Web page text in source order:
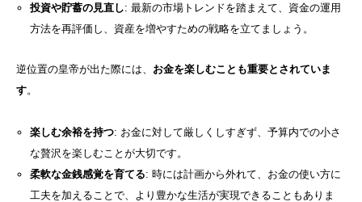
投資や貯蓄の見直し: 最新の市場トレンドを踏まえて、資金の運用
方法を再評価し、資産を増やすための戦略を立てましょう。
逆位置の皇帝が出た際には、 お金を楽しむことも重要とされていま
す。
楽しむ余裕を持つ: お金に対して厳しくしすぎず、予算内での小さ
な贅沢を楽しむことが大切です。
柔軟な金銭感覚を育てる: 時には計画から外れて、お金の使い方に
工夫を加えることで、より豊かな生活が実現できることもありま